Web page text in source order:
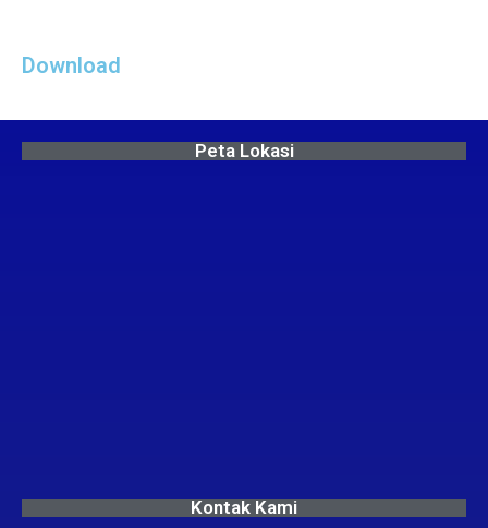
Download
Peta Lokasi
Kontak Kami